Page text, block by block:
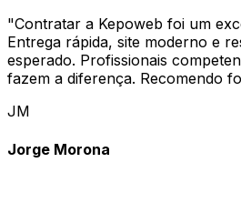
"Contratar a Kepoweb foi um
Entrega rápida, site moderno e
esperado. Profissionais
fazem a diferença. Recomendo
JM
Jorge Morona